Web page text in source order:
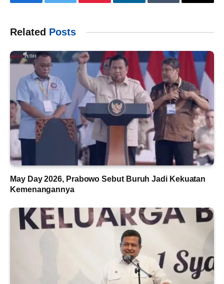
FacebookTwitter Pinterest LinkedInTumblr Email
Related Posts
May Day 2026, Prabowo Sebut Buruh Jadi Kekuatan
Kemenangannya